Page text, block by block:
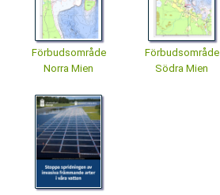
Förbudsområde
Norra Mien
Förbudsområde
Södra Mien